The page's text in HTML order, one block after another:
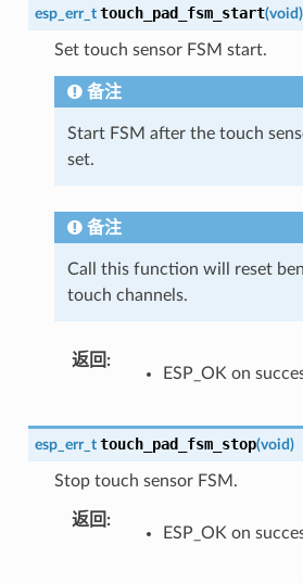
esp_err_t touch_pad_fsm_start(void)
Set touch sensor FSM start.
备注
Start FSM after the touch
set.
备注
Call this function will reset
touch channels.
返回
ESP_OK on
esp_err_t touch_pad_fsm_stop(void)
Stop touch sensor FSM.
返回
ESP_OK on